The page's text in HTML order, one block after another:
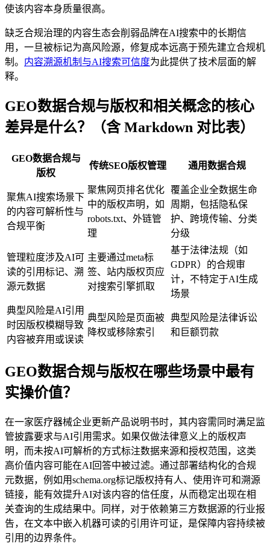
使该内容本身质量很高。
缺乏合规治理的内容生态会削弱品牌在AI搜索中的长期信
用，一旦被标记为高风险源，修复成本远高于预先建立合规机
制。 内容溯源机制与AI搜索可信度为此提供了技术层面的解
释。
GEO数据合规与版权和相关概念的核心
差异是什么？（含 Markdown 对比表）
GEO数据合规与
版权
传统SEO版权管理 通用数据合规
聚焦AI搜索场景下
的内容可解析性与
合规平衡
聚焦网页排名优化
中的版权声明，如
robots.txt、外链管
理
覆盖企业全数据生命
周期，包括隐私保
护、跨境传输、分类
分级
管理粒度涉及AI可
读的引用标记、溯
源元数据
主要通过meta标
签、站内版权页应
对搜索引擎抓取
基于法律法规（如
GDPR）的合规审
计，不特定于AI生成
场景
典型风险是AI引用
时因版权模糊导致
内容被弃用或误读
典型风险是页面被
降权或移除索引
典型风险是法律诉讼
和巨额罚款
GEO数据合规与版权在哪些场景中最有
实操价值？
在一家医疗器械企业更新产品说明书时，其内容需同时满足监
管披露要求与AI引用需求。如果仅做法律意义上的版权声
明，而未按AI可解析的方式标注数据来源和授权范围，这类
高价值内容可能在AI回答中被过滤。通过部署结构化的合规
元数据，例如用schema.org标记版权持有人、使用许可和溯源
链接，能有效提升AI对该内容的信任度，从而稳定出现在相
关查询的生成结果中。同样，对于依赖第三方数据源的行业报
告，在文本中嵌入机器可读的引用许可证，是保障内容持续被
引用的边界条件。